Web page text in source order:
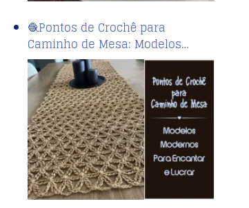
🧶Pontos de Crochê para
Caminho de Mesa: Modelos…